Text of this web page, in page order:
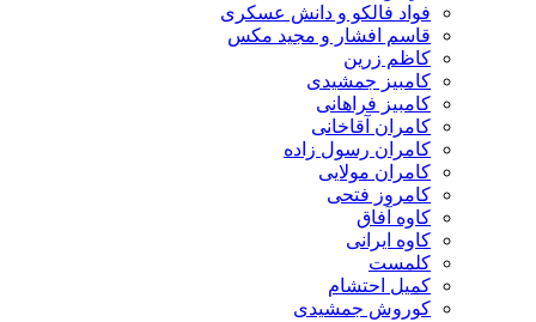
فواد فالکو و دانش عسکری
قاسم افشار و مجید مکس
کاظم زرین
کامبیز جمشیدی
کامبیز فراهانی
کامران آقاخانی
کامران رسول زاده
کامران مولایی
کامروز فتحی
کاوه آفاق
کاوه ایرانی
کلمست
کمیل احتشام
کوروش جمشیدی